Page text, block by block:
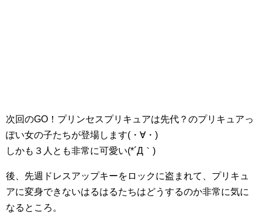
次回のGO！プリンセスプリキュアは先代？のプリキュアっ
ぽい女の子たちが登場します(・∀・)
しかも３人とも非常に可愛い(*´Д｀)
後、先週ドレスアップキーをロックに盗まれて、プリキュ
アに変身できないはるはるたちはどうするのか非常に気に
なるところ。